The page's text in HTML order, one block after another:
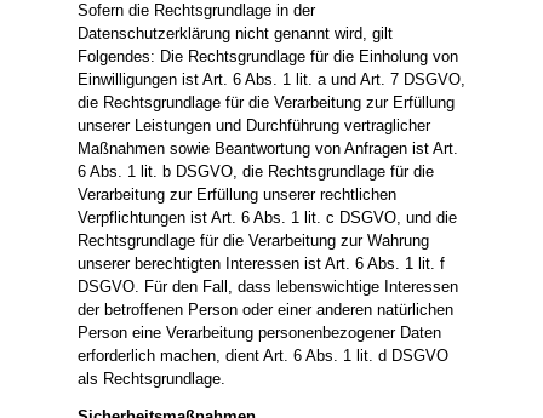
Sofern die Rechtsgrundlage in der
Datenschutzerklärung nicht genannt wird, gilt
Folgendes: Die Rechtsgrundlage für die Einholung von
Einwilligungen ist Art. 6 Abs. 1 lit. a und Art. 7 DSGVO,
die Rechtsgrundlage für die Verarbeitung zur Erfüllung
unserer Leistungen und Durchführung vertraglicher
Maßnahmen sowie Beantwortung von Anfragen ist Art.
6 Abs. 1 lit. b DSGVO, die Rechtsgrundlage für die
Verarbeitung zur Erfüllung unserer rechtlichen
Verpflichtungen ist Art. 6 Abs. 1 lit. c DSGVO, und die
Rechtsgrundlage für die Verarbeitung zur Wahrung
unserer berechtigten Interessen ist Art. 6 Abs. 1 lit. f
DSGVO. Für den Fall, dass lebenswichtige Interessen
der betroffenen Person oder einer anderen natürlichen
Person eine Verarbeitung personenbezogener Daten
erforderlich machen, dient Art. 6 Abs. 1 lit. d DSGVO
als Rechtsgrundlage.